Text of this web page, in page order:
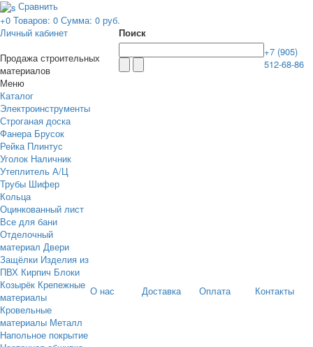
Сравнить
+0 Товаров: 0 Сумма: 0 руб.
Личный кабинет
Продажа строительных
материалов
Поиск
+7 (905)
512-68-86
Меню
Каталог
Электроинструменты
Строганая доска
Фанера Брусок
Рейка Плинтус
Уголок Наличник
Утеплитель А/Ц
Трубы Шифер
Кольца
Оцинкованный лист
Все для бани
Отделочный
материал Двери
Защёлки Изделия из
ПВХ Кирпич Блоки
Козырёк Крепежные
материалы
Кровельные
материалы Металл
Напольное покрытие
О нас Доставка Оплата Контакты